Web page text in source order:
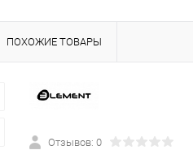
ПОХОЖИЕ ТОВАРЫ
Отзывов: 0